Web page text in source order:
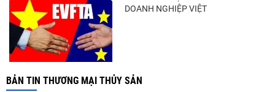
DOANH NGHIỆP VIỆT
BẢN TIN THƯƠNG MẠI THỦY SẢN